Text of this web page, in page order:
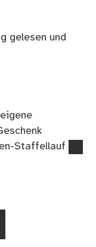
gelesen und
Staffellauf